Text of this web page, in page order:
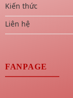
Kiến thức
Liên hệ
FANPAGE